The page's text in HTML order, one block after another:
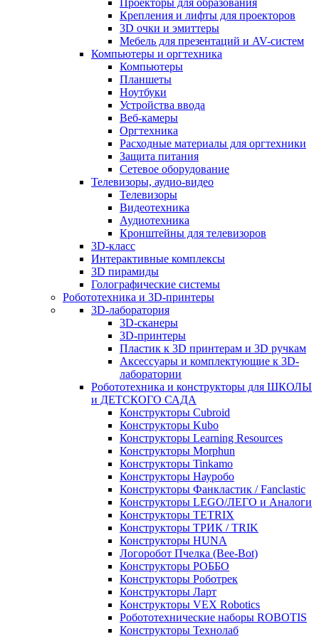
Проекторы для образования
Крепления и лифты для проекторов
3D очки и эмиттеры
Мебель для презентаций и AV-систем
Компьютеры и оргтехника
Компьютеры
Планшеты
Ноутбуки
Устройства ввода
Веб-камеры
Оргтехника
Расходные материалы для оргтехники
Защита питания
Сетевое оборудование
Телевизоры, аудио-видео
Телевизоры
Видеотехника
Аудиотехника
Кронштейны для телевизоров
3D-класс
Интерактивные комплексы
3D пирамиды
Голографические системы
Робототехника и 3D-принтеры
3D-лаборатория
3D-сканеры
3D-принтеры
Пластик к 3D принтерам и 3D ручкам
Аксессуары и комплектующие к 3D-
лаборатории
Робототехника и конструкторы для ШКОЛЫ
и ДЕТСКОГО САДА
Конструкторы Cubroid
Конструкторы Kubo
Конструкторы Learning Resources
Конструкторы Morphun
Конструкторы Tinkamo
Конструкторы Науробо
Конструкторы Фанкластик / Fanclastic
Конструкторы LEGO/ЛЕГО и Аналоги
Конструкторы TETRIX
Конструкторы ТРИК / TRIK
Конструкторы HUNA
Логоробот Пчелка (Bee-Bot)
Конструкторы РОББО
Конструкторы Роботрек
Конструкторы Ларт
Конструкторы VEX Robotics
Робототехнические наборы ROBOTIS
Конструкторы Технолаб